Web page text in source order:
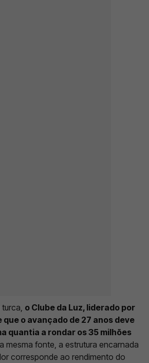
o Clube da Luz, liderado por
que o avançado de 27 anos deve
quantia a rondar os 35 milhões
mesma fonte, a estrutura encarnada
corresponde ao rendimento do